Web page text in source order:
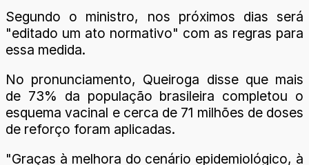
Segundo o ministro, nos próximos dias será
"editado um ato normativo" com as regras para
essa medida.
No pronunciamento, Queiroga disse que mais
de 73% da população brasileira completou o
esquema vacinal e cerca de 71 milhões de doses
de reforço foram aplicadas.
"Graças à melhora do cenário epidemiológico, à